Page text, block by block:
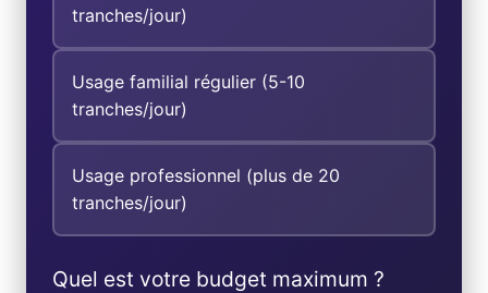
tranches/jour)
Usage familial régulier (5-10
tranches/jour)
Usage professionnel (plus de 20
tranches/jour)
Quel est votre budget maximum ?